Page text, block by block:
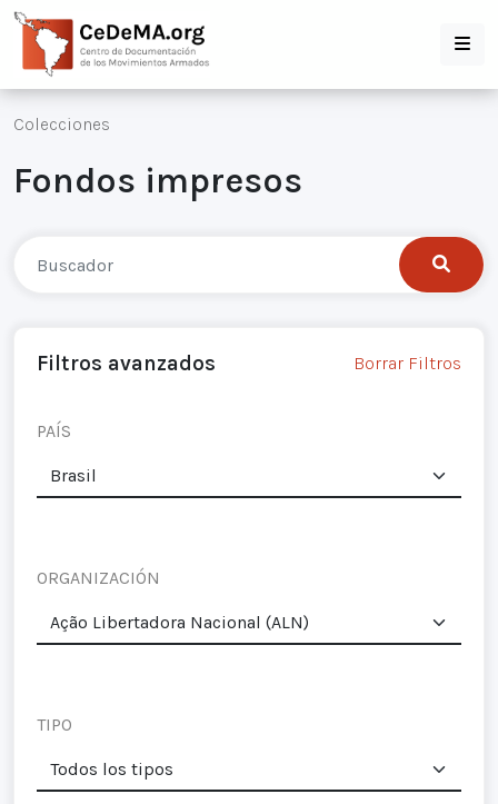
Colecciones
Fondos impresos
Filtros avanzados Borrar Filtros
PAÍS
ORGANIZACIÓN
TIPO